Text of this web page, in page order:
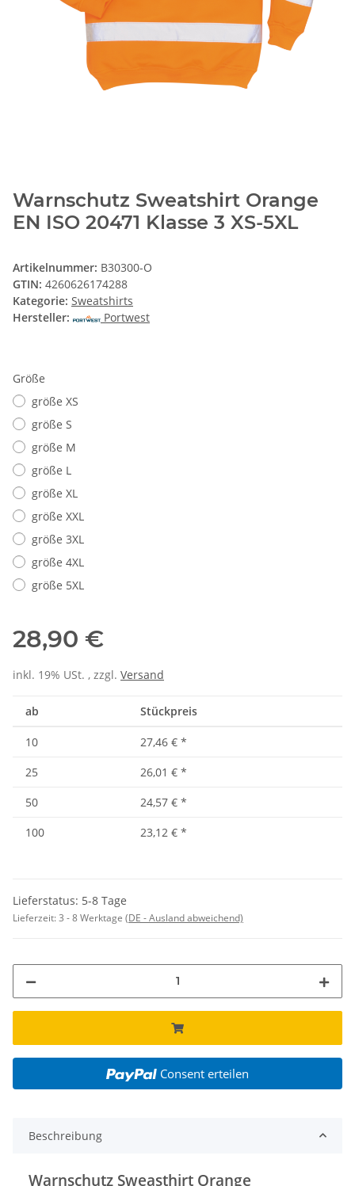
Warnschutz Sweatshirt Orange
EN ISO 20471 Klasse 3 XS-5XL
Artikelnummer: B30300-O
GTIN: 4260626174288
Kategorie: Sweatshirts
Hersteller:
Portwest
Größe
größe XS
größe S
größe M
größe L
größe XL
größe XXL
größe 3XL
größe 4XL
größe 5XL
28,90 €
inkl. 19% USt. , zzgl. Versand
ab Stückpreis
10 27,46 € *
25
26,01 € *
50
24,57 € *
100
23,12 € *
Lieferstatus: 5-8 Tage
Lieferzeit:3 - 8 Werktage (DE - Ausland abweichend)
Consent erteilen
Beschreibung
Warnschutz Sweasthirt Orange